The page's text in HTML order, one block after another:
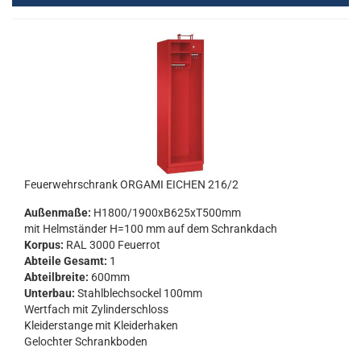
Feu­er­wehr­schrank OR­GA­MI EI­CHEN 216/2
Au­ßen­ma­ße: H1800/1900xB625xT500mm
mit Helm­stän­der H=100 mm auf dem Schrank­dach
Kor­pus: RAL 3000 Feu­er­rot
Ab­tei­le Ge­samt: 1
Ab­teil­brei­te: 600mm
Un­ter­bau: Stahl­blech­so­ckel 100mm
Wert­fach mit Zy­lin­der­schloss
Klei­der­stan­ge mit Klei­der­ha­ken
Ge­loch­ter Schrank­bo­den